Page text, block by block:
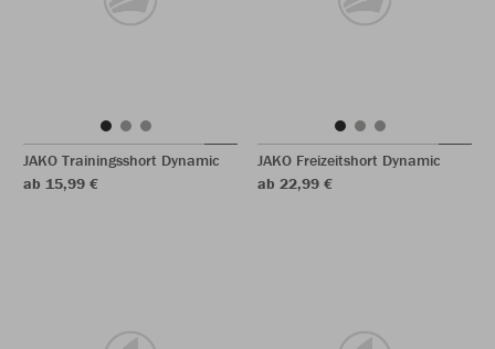
JAKO Trainingsshort Dynamic
ab 15,99 €
JAKO Freizeitshort Dynamic
ab 22,99 €